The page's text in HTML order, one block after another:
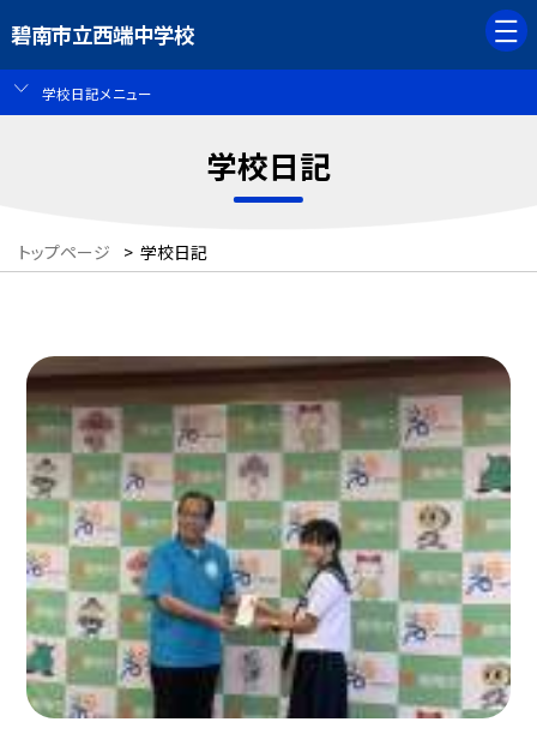
碧南市立西端中学校
学校日記メニュー
学校日記
トップページ > 学校日記